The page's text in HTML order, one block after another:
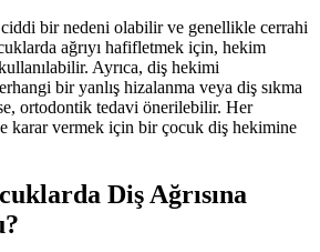
ciddi bir nedeni olabilir ve genellikle cerrahi
ağrıyı hafifletmek için, hekim
Ayrıca, diş hekimi
bir yanlış hizalanma veya diş sıkma
ortodontik tedavi önerilebilir. Her
karar vermek için bir çocuk diş hekimine
Diş Ağrısına